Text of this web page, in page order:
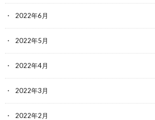
2022年6月
2022年5月
2022年4月
2022年3月
2022年2月